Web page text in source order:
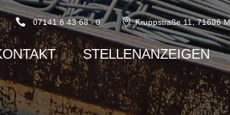
07141 6 43 68 - 0 Kruppstraße 11, 71696
STELLENANZEIGEN